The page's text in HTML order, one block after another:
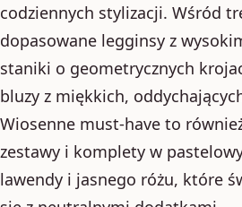
codziennych stylizacji. Wśród
dopasowane legginsy z
staniki o geometrycznych
bluzy z miękkich,
Wiosenne must-have to
zestawy i komplety w
lawendy i jasnego różu, które